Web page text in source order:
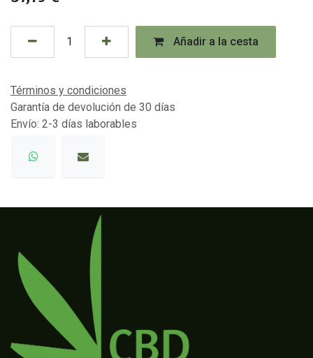
Añadir a la cesta
Términos y condiciones
Garantía de devolución de 30 días
Envío: 2-3 días laborables